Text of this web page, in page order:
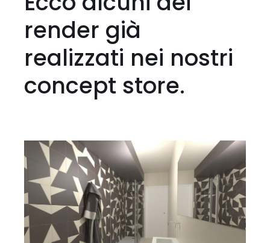
render già
realizzati nei nostri
concept store.